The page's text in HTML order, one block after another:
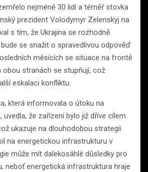
nejméně 30 lidí a téměř stovka
prezident Volodymyr Zelenskyj na
s tím, že Ukrajina se rozhodně
se snažit o spravedlivou odpověď
měsících se situace na frontě
obou stranách se stupňují, což
eskalaci konfliktu.
která informovala o útoku na
uvedla, že zařízení bylo již dříve cílem
ukazuje na dlouhodobou strategii
na energetickou infrastrukturu v
může mít dalekosáhlé důsledky pro
neboť energetická infrastruktura hraje